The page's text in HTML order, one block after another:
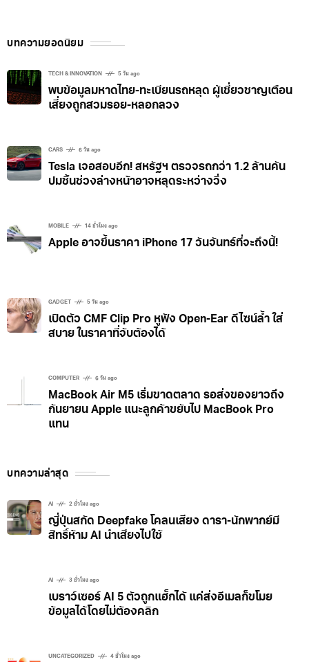
บทความยอดนิยม
TECH & INNOVATION 5 วัน ago
พบข้อมูลมหาดไทย-ทะเบียนรถหลุด ผู้เชี่ยวชาญเตือน
เสี่ยงถูกสวมรอย-หลอกลวง
CARS 6 วัน ago
Tesla เจอสอบอีก! สหรัฐฯ ตรวจรถกว่า 1.2 ล้านคัน
ปมชิ้นช่วงล่างหน้าอาจหลุดระหว่างวิ่ง
MOBILE 14 ชั่วโมง ago
Apple อาจขึ้นราคา iPhone 17 วันจันทร์ที่จะถึงนี้!
GADGET 5 วัน ago
เปิดตัว CMF Clip Pro หูฟัง Open-Ear ดีไซน์ล้ำ ใส่
สบาย ในราคาที่จับต้องได้
COMPUTER 6 วัน ago
MacBook Air M5 เริ่มขาดตลาด รอส่งของยาวถึง
กันยายน Apple แนะลูกค้าขยับไป MacBook Pro
แทน
บทความล่าสุด
AI 2 ชั่วโมง ago
ญี่ปุ่นสกัด Deepfake โคลนเสียง ดารา-นักพากย์มี
สิทธิ์ห้าม AI นำเสียงไปใช้
AI 3 ชั่วโมง ago
เบราว์เซอร์ AI 5 ตัวถูกแฮ็กได้ แค่ส่งอีเมลก็ขโมย
ข้อมูลได้โดยไม่ต้องคลิก
UNCATEGORIZED 4 ชั่วโมง ago